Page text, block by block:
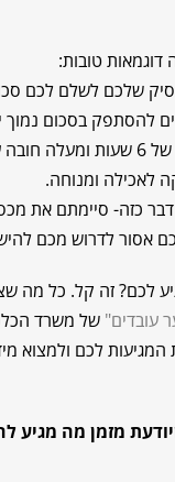
טובות:
שלכם לשלם לכם
להסתפק בסכום נמוך
• תנוחו- ביום עבודה של 6
דבר כזה- סיימתם את
אסור לדרוש מכם
לכם? זה קל. כל מה
עובדים" של משרד
המגיעות לכם ולמצוא
מזמן מה מגיע